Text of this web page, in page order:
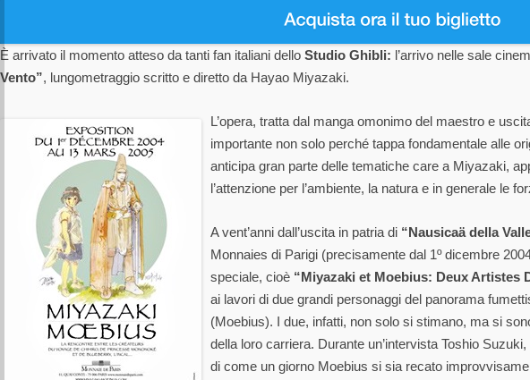
È arrivato il momento atteso da tanti fan italiani dello Studio Ghibli: l’arrivo nelle sale
Vento”, lungometraggio scritto e diretto da Hayao Miyazaki.
L’opera, tratta dal manga omonimo del maestro e
importante non solo perché tappa fondamentale alle
anticipa gran parte delle tematiche care a Miyazaki,
l’attenzione per l’ambiente, la natura e in generale le
A vent’anni dall’uscita in patria di “Nausicaä della
Monnaies di Parigi (precisamente dal 1º dicembre
speciale, cioè “Miyazaki et Moebius: Deux Artistes
ai lavori di due grandi personaggi del panorama
(Moebius). I due, infatti, non solo si stimano, ma si
della loro carriera. Durante un’intervista Toshio
di come un giorno Moebius si sia recato